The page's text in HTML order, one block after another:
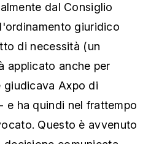
dal Consiglio
giuridico
di necessità (un
applicato anche per
giudicava Axpo di
e ha quindi nel frattempo
Questo è avvenuto